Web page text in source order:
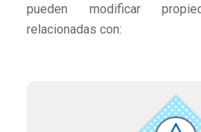
pueden modificar
relacionadas con: